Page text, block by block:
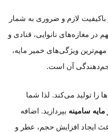
لازم و ضروری به شمار
در مغازه‌های نانوایی، قنادی و
ویژگی‌های خمیر مایه،
آن است.
را تولید می‌کند. لذا شما
سامینه بپردازید. اضافه
ایجاد افزایش حجم، عطر و